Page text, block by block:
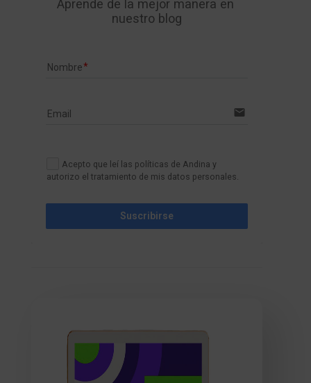
Aprende de la mejor manera en
nuestro blog
Nombre
Email email
Acepto que leí las políticas de Andina y
autorizo el tratamiento de mis datos personales.
Suscribirse